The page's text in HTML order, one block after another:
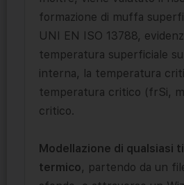
formazione di muffa
UNI EN ISO 13788,
temperatura superficiale
interna, la temperatura
temperatura critico (frSi,
critico.
Modellazione di qualsiasi
termico, partendo da un